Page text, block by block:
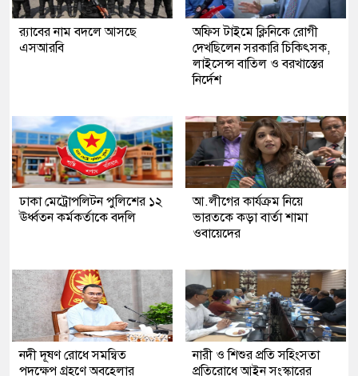
র‍্যাবের নাম বদলে আসছে
এসআরবি
অফিস টাইমে ক্লিনিকে রোগী
দেখছিলেন সরকারি চিকিৎসক,
লাইসেন্স বাতিল ও বরখাস্তের
নির্দেশ
ঢাকা মেট্রোপলিটন পুলিশের ১২
ঊর্ধ্বতন কর্মকর্তাকে বদলি
আ.লীগের কার্যক্রম নিয়ে
ভারতকে কড়া বার্তা শামা
ওবায়েদের
নদী দূষণ রোধে সমন্বিত
পদক্ষেপ গ্রহণে অবহেলার
নারী ও শিশুর প্রতি সহিংসতা
প্রতিরোধে আইন সংস্কারের